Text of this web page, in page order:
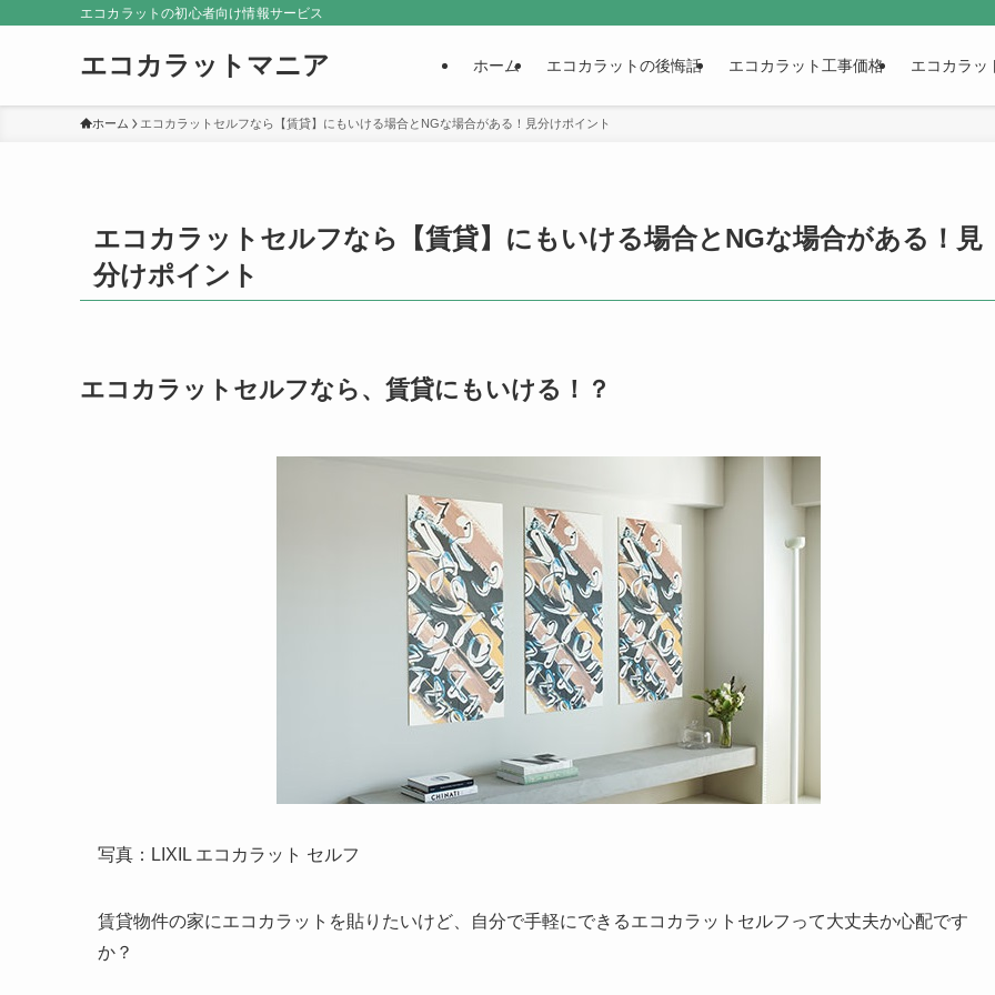
エコカラットの初心者向け情報サービス
エコカラットマニア ホーム エコカラットの後悔話 エコカラット工事価格 エコカラッ
ホーム エコカラットセルフなら【賃貸】にもいける場合とNGな場合がある！見分けポイント
エコカラットセルフなら【賃貸】にもいける場合とNGな場合がある！見
分けポイント
エコカラットセルフなら、賃貸にもいける！？
写真：LIXIL エコカラット セルフ
賃貸物件の家にエコカラットを貼りたいけど、自分で手軽にできるエコカラットセルフ って大丈夫か心配です
か？